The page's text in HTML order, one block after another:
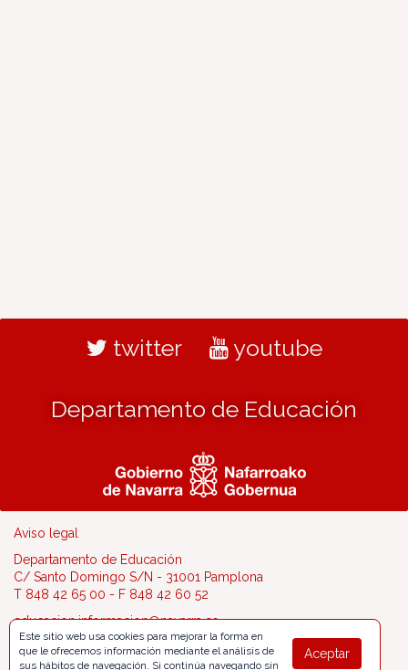
twitter youtube
Departamento de Educación
Aviso legal
Departamento de Educación
C/ Santo Domingo S/N - 31001 Pamplona
T 848 42 65 00 - F 848 42 60 52
educacion.informacion@navarra.es
Aceptar
Este sitio web usa cookies para mejorar la forma en
que le ofrecemos información mediante el análisis de
sus hábitos de navegación. Si continúa navegando sin